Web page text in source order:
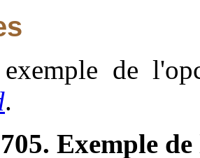
de
.
Exemple